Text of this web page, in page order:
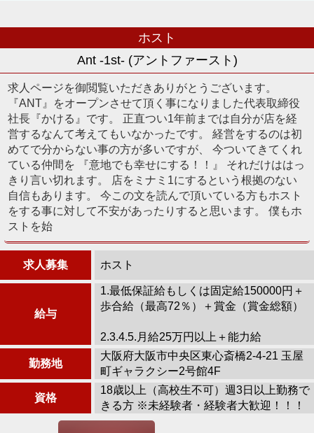
ホスト
Ant -1st- (アントファースト)
求人ページを御閲覧いただきありがとうございます。
『ANT』をオープンさせて頂く事になりました代表取締役
社長『かける』です。 正直つい1年前までは自分が店を経
営するなんて考えてもいなかったです。 経営をするのは初
めてで分からない事の方が多いですが、 今ついてきてくれ
ている仲間を 『意地でも幸せにする！！』 それだけははっ
きり言い切れます。 店をミナミ1にするという根拠のない
自信もあります。 今この文を読んで頂いている方もホスト
をする事に対して不安があったりすると思います。 僕もホ
ストを始
求人募集 ホスト
給与
1.最低保証給もしくは固定給150000円＋
歩合給（最高72％）＋賞金（賞金総額）
2.3.4.5.月給25万円以上＋能力給
勤務地
大阪府大阪市中央区東心斎橋2-4-21 玉屋
町ギャラクシー2号館4F
資格
18歳以上（高校生不可）週3日以上勤務で
きる方 ※未経験者・経験者大歓迎！！！